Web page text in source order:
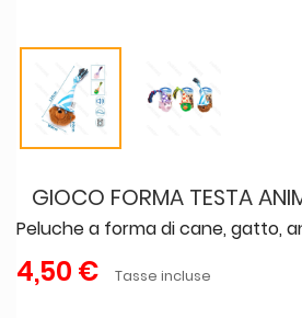
GIOCO FORMA TESTA
Peluche a forma di cane, gatto,
4,50 € Tasse incluse